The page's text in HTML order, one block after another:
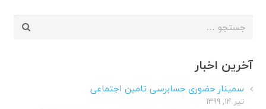
جستجو
آخرین اخبار
سمینار حضوری حسابرسی تامین اجتماعی
تیر ۱۴, ۱۳۹۹